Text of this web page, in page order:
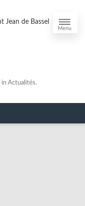
Menu
in Actualités.